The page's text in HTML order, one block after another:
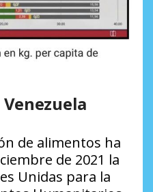
de alimentos ha
de 2021 la
Unidas para la